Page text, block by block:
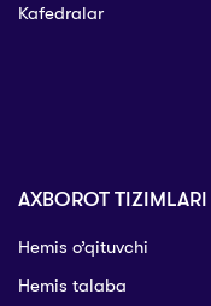
Kafedralar
AXBOROT TIZIMLARI
Hemis o’qituvchi
Hemis talaba